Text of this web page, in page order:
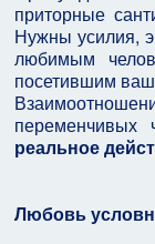
приторные
Нужны усилия,
любимым
посетившим
переменчивых
реальное
Любовь